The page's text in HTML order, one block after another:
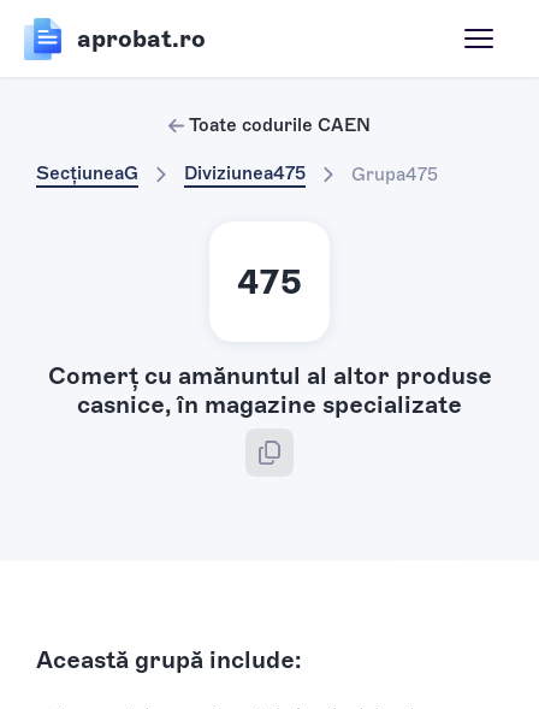
aprobat.ro
Toate codurile CAEN
SecțiuneaG Diviziunea475 Grupa475
475
Comerţ cu amănuntul al altor produse
casnice, în magazine specializate
Această grupă include: